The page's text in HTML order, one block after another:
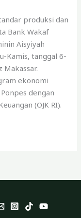
produksi dan
Bank Wakaf
Aisyiyah
Kamis, tanggal 6-
ekonomi
dengan
(OJK RI).